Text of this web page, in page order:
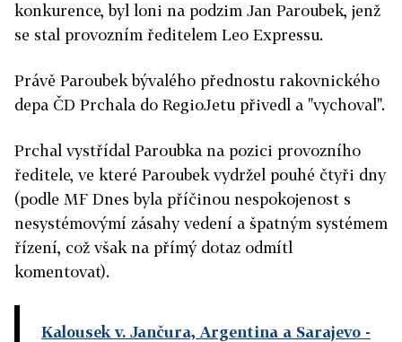
konkurence, byl loni na podzim Jan Paroubek, jenž
se stal provozním ředitelem Leo Expressu.
Právě Paroubek bývalého přednostu rakovnického
depa ČD Prchala do RegioJetu přivedl a "vychoval".
Prchal vystřídal Paroubka na pozici provozního
ředitele, ve které Paroubek vydržel pouhé čtyři dny
(podle MF Dnes byla příčinou nespokojenost s
nesystémovýmí zásahy vedení a špatným systémem
řízení, což však na přímý dotaz odmítl
komentovat).
Kalousek v. Jančura, Argentina a Sarajevo -